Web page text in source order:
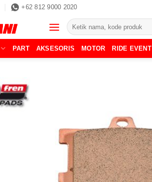
+62 812 9000 2020
Pencarian
untuk:
PART AKSESORIS MOTOR RIDE EVENT